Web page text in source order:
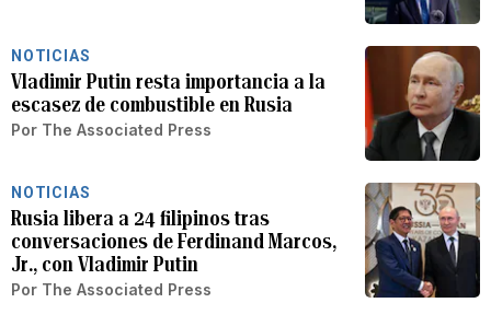
NOTICIAS
Vladimir Putin resta importancia a la
escasez de combustible en Rusia
Por The Associated Press
NOTICIAS
Rusia libera a 24 filipinos tras
conversaciones de Ferdinand Marcos,
Jr., con Vladimir Putin
Por The Associated Press